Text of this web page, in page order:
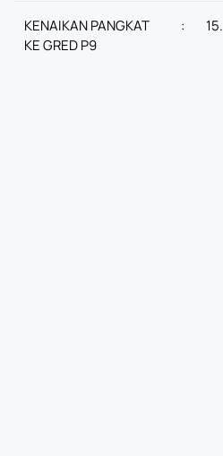
KENAIKAN PANGKAT
KE GRED P9
: 15.